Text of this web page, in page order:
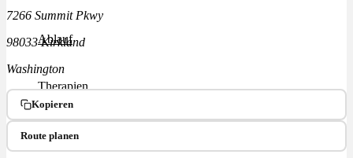
Ablauf
Therapien
Alle Krankheiten
7266 Summit Pkwy
98033 Kirkland
Washington
Kopieren
Route planen